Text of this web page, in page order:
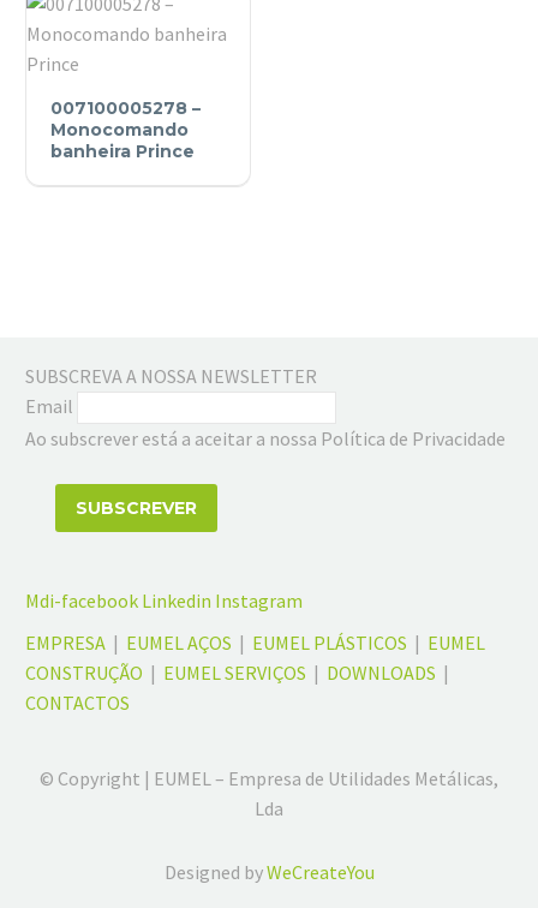
Monocomando
banheira
007100005278 –
Monocomando
banheira Prince
SUBSCREVA A NOSSA NEWSLETTER
Email
Ao subscrever está a aceitar a nossa Política de Privacidade
Mdi-facebook Linkedin Instagram
EMPRESA | EUMEL AÇOS | EUMEL PLÁSTICOS | EUMEL
CONSTRUÇÃO | EUMEL SERVIÇOS | DOWNLOADS |
CONTACTOS
© Copyright | EUMEL – Empresa de Utilidades Metálicas,
Lda
Designed byWeCreateYou